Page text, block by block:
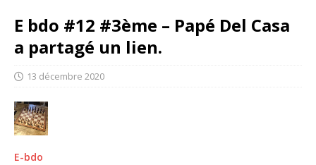
E bdo #12 #3ème – Papé Del Casa
a partagé un lien.
13 décembre 2020
E-bdo